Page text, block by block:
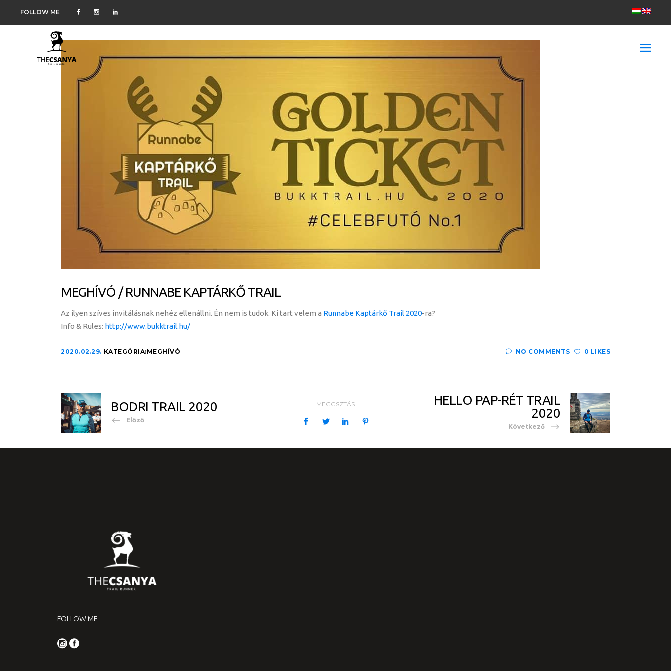
FOLLOW ME
MEGHÍVÓ / RUNNABE KAPTÁRKŐ TRAIL
Az ilyen szíves invitálásnak nehéz ellenállni. Én nem is tudok. Ki tart velem a Runnabe Kaptárkő Trail 2020-ra?
Info & Rules: http://www.bukktrail.hu/
2020.02.29. KATEGÓRIA:MEGHÍVÓ NO COMMENTS 0 LIKES
BODRI TRAIL 2020
Előző
MEGOSZTÁS
HELLO PAP-RÉT TRAIL
2020
Következő
FOLLOW ME